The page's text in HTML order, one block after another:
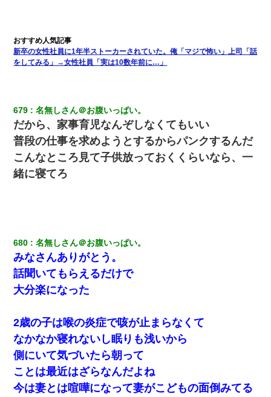
ＤＮＡ検査『血縁関係０％』旦那「やっぱり托卵だったんだ…」
嫁「本当に身に覚えがない」「なにかの間違いだ！取り違え
だ！」→ 嫁「あっ」
→笑いが止まらなくなり・・・
私「まとめ買いして冷凍ストックしてる」Ａ「ずるい！クレク
レ！」私「なんでよ」Ａ「ケーチ！バーカ！」→ 後日、Ａ旦那が
凸してきた
元夫の連れ子「俺の結婚式の時くらい、母親としての責任を果た
そうとは思わないのか！」→どうも連れ子は…
い」私「変だなあ～なにも臭わないよ」→ その後。警察『絶対に
窓とドアを開けないで』
元旦那から復縁要請。息子「最新型のiPhoneも買えない貧乏は嫌
だ、再婚して」私「なら父親と暮らせ」息子「やった＾＾」私
（もう手遅れだったんだな…）
新卒の女性社員に1年半ストーカーされていた。俺「マジで怖い」上司「話
をしてみる」→女性社員「実は10数年前に…」
679 名無しさん＠お腹いっぱい。
だから、家事育児なんぞしなくてもいい
普段の仕事を求めようとするからパンクするんだ
こんなところ見て子供放っておくくらいなら、一
緒に寝てろ
680 名無しさん＠お腹いっぱい。
みなさんありがとう。
話聞いてもらえるだけで
大分楽になった
2歳の子は喉の炎症で咳が止まらなくて
なかなか寝れないし眠りも浅いから
側にいて気づいたら朝って
ことは最近はざらなんだよね
今は妻とは喧嘩になって妻がこどもの面倒みてる